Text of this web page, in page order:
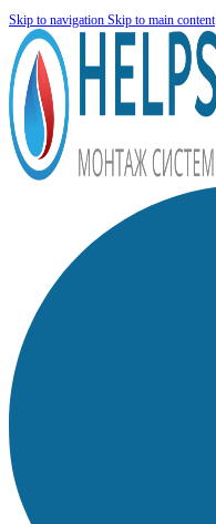
Skip to navigation Skip to main content